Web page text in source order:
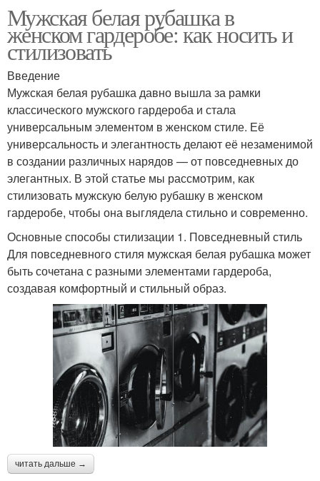
Мужская белая рубашка в
женском гардеробе: как носить и
стилизовать
Введение
Мужская белая рубашка давно вышла за рамки
классического мужского гардероба и стала
универсальным элементом в женском стиле. Её
универсальность и элегантность делают её незаменимой
в создании различных нарядов — от повседневных до
элегантных. В этой статье мы рассмотрим, как
стилизовать мужскую белую рубашку в женском
гардеробе, чтобы она выглядела стильно и современно.
Основные способы стилизации 1. Повседневный стиль
Для повседневного стиля мужская белая рубашка может
быть сочетана с разными элементами гардероба,
создавая комфортный и стильный образ.
читать дальше →